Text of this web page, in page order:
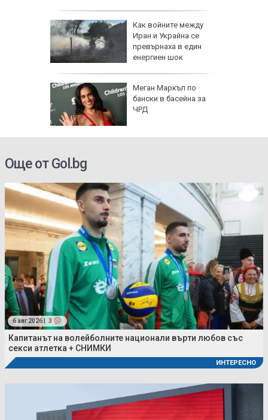
Как войните между
Иран и Украйна се
превърнаха в един
енергиен шок
Меган Маркъл по
бански в басейна за
ЧРД
Още от Gol.bg
6 авг 2026 | 3
Капитанът на волейболните национали върти любов със
секси атлетка + СНИМКИ
ИНТЕРЕСНО